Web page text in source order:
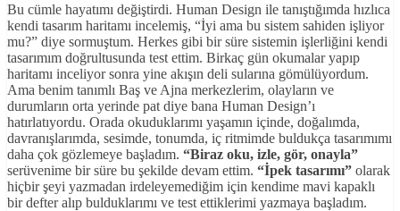
Bu cümle hayatımı değiştirdi. Human Design ile tanıştığımda hızlıca
kendi tasarım haritamı incelemiş, “İyi ama bu sistem sahiden işliyor
mu?” diye sormuştum. Herkes gibi bir süre sistemin işlerliğini kendi
tasarımım doğrultusunda test ettim. Birkaç gün okumalar yapıp
haritamı inceliyor sonra yine akışın deli sularına gömülüyordum.
Ama benim tanımlı Baş ve Ajna merkezlerim, olayların ve
durumların orta yerinde pat diye bana Human Design’ı
hatırlatıyordu. Orada okuduklarımı yaşamın içinde, doğalımda,
davranışlarımda, sesimde, tonumda, iç ritmimde buldukça tasarımımı
daha çok gözlemeye başladım. “Biraz oku, izle, gör, onayla”
serüvenime bir süre bu şekilde devam ettim. “İpek tasarımı” olarak
hiçbir şeyi yazmadan irdeleyemediğim için kendime mavi kapaklı
bir defter alıp bulduklarımı ve test ettiklerimi yazmaya başladım.